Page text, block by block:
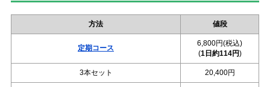
方法 値段
定期コース
6,800円(税込)
(1日約114円)
3本セット 20,400円